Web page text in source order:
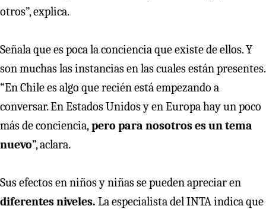
otros”, explica.
Señala que es poca la conciencia que existe de ellos. Y
son muchas las instancias en las cuales están presentes.
“En Chile es algo que recién está empezando a
conversar. En Estados Unidos y en Europa hay un poco
más de conciencia,pero para nosotros es un tema
nuevo”, aclara.
Sus efectos en niños y niñas se pueden apreciar en
diferentes niveles. La especialista del INTA indica que